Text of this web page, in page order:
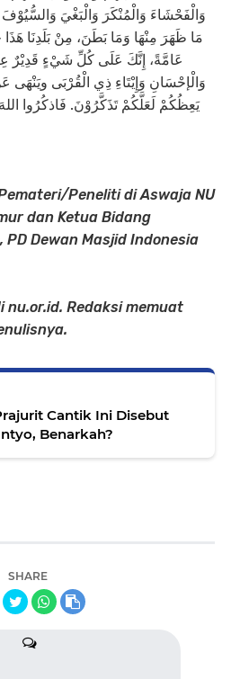
وَالْفَحْشَاءَ وَالْمُنْكَرَ وَالْبَغْيَ وَالسُّيُوْفَ
مَا ظَهَرَ مِنْهَا وَمَا بَطَنَ، مِنْ بَلَدِنَا
عَامَّةً، إِنَّكَ عَلَى كُلِّ شَيْءٍ قَدِيْرٌ
وَالْإحْسَانِ وَإِيْتَاءِ ذِي الْقُرْبَى ويَنْهَى
يَعِظُكُمْ لَعَلَّكُمْ تَذَكَّرُوْنَ. فَاذكُرُوا
Peneliti di Aswaja NU
dan Ketua Bidang
Dewan Masjid Indonesia
nu.or.id. Redaksi memuat
Cantik Ini Disebut
Benarkah?
SHARE